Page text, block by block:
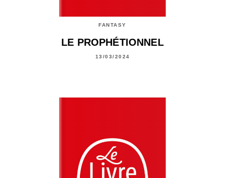
FANTASY
LE PROPHÉTIONNEL
13/03/2024